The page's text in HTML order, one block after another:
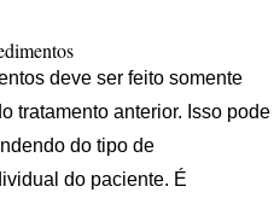
deve ser feito somente
tratamento anterior. Isso pode
do tipo de
do paciente. É